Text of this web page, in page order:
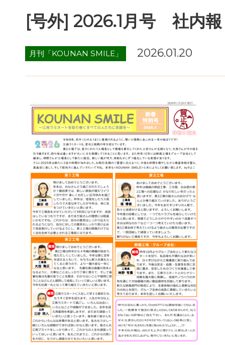
[号外] 2026.1月号 社内報
月刊「KOUNAN SMILE」 2026.01.20